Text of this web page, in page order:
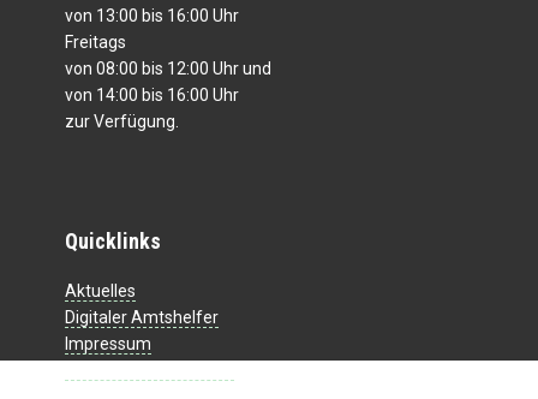
von 13:00 bis 16:00 Uhr
Freitags
von 08:00 bis 12:00 Uhr und
von 14:00 bis 16:00 Uhr
zur Verfügung.
Quicklinks
Aktuelles
Digitaler Amtshelfer
Impressum